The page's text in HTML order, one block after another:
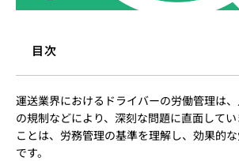
目次
運送業界におけるドライバーの労働管理は
の規制などにより、深刻な問題に直面して
ことは、労務管理の基準を理解し、効果的
です。